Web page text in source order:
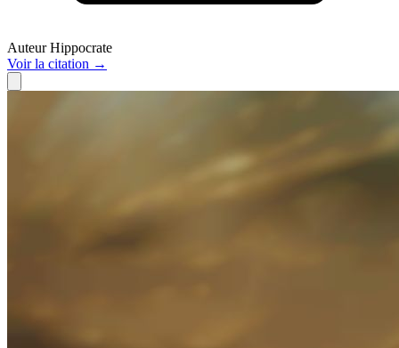
Auteur Hippocrate
Voirla citation →